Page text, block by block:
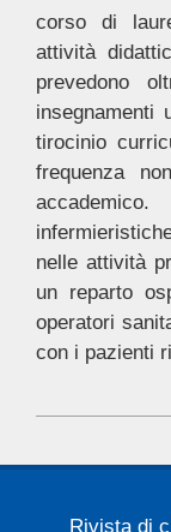
corso di
attività
prevedono
insegnamenti
tirocinio
frequenza
nelle attività
un reparto
operatori
con i pazienti
07-
Rivista di